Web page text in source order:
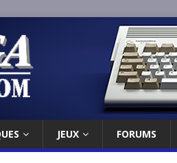
JEUX FORUMS